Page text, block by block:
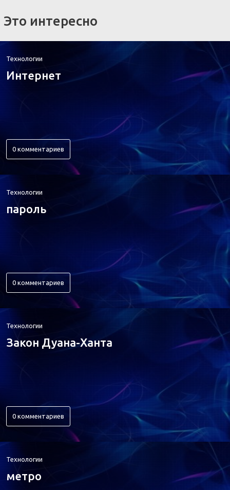
Это интересно
Технологии
Интернет
0 комментариев
Технологии
пароль
0 комментариев
Технологии
Закон Дуана-Ханта
0 комментариев
Технологии
метро